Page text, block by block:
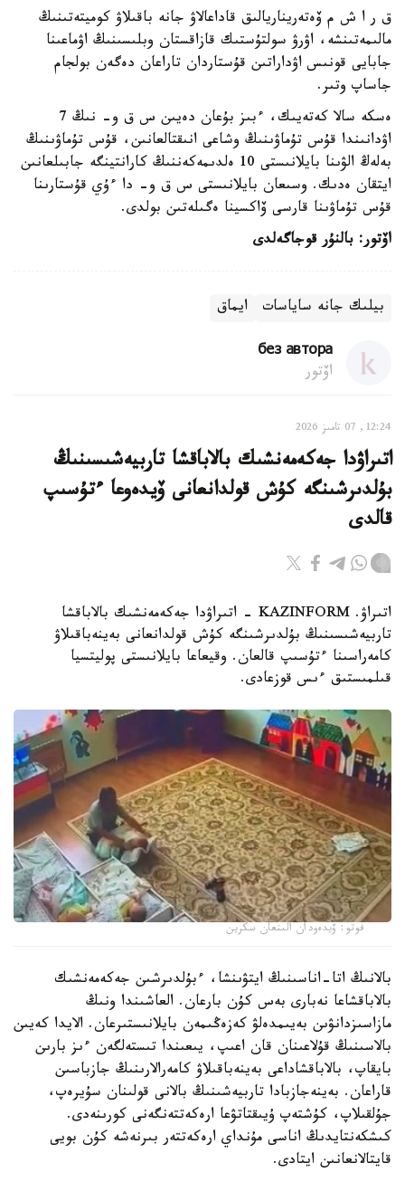
ق ر ا ش م ۆەتەريناريالىق قاداعالاۋ جانە باقىلاۋ كوميتەتىنىڭ
مالىمەتىنشە، اۋرۋ سولتۇستىك قازاقستان وبلىسىنىڭ اۋماعىنا
جابايى قونىس اۋداراتىن قۇستاردان تاراعان دەگەن بولجام
جاساپ وتىر.
ەسكە سالا كەتەيىك، ءبىز بۇعان دەيىن س ق و- نىڭ 7
اۋدانىندا قۇس تۇماۋىنىڭ وشاعى انىقتالعانىن، قۇس تۇماۋىنىڭ
بەلەڭ الۋىنا بايلانىستى 10 ەلدىمەكەننىڭ كارانتينگە جابىلعانىن
ايتقان ەدىك. وسىعان بايلانىستى س ق و- دا ءۇي قۇستارىنا
قۇس تۇماۋىنا قارسى ۆاكسينا ەگىلەتىن بولدى.
اۆتور: بالنۇر قوجاگەلدى
بيلىك جانە ساياسات ايماق
без автора
اۆتور
12:24, 07 تامىز 2026
اتىراۋدا جەكەمەنشىك بالاباقشا تاربيەشىسىنىڭ
بۇلدىرشىنگە كۇش قولدانعانى ۆيدەوعا ءتۇسىپ
قالدى
اتىراۋ. KAZINFORM - اتىراۋدا جەكەمەنشىك بالاباقشا
تاربيەشىسىنىڭ بۇلدىرشىنگە كۇش قولدانعانى بەينەباقىلاۋ
كامەراسىنا ءتۇسىپ قالعان. وقيعاعا بايلانىستى پوليتسيا
قىلمىستىق ءىس قوزعادى.
فوتو: ۆيدەودان الىنعان سكرين
بالانىڭ اتا-اناسىنىڭ ايتۋىنشا، ءبۇلدىرشىن جەكەمەنشىك
بالاباقشاعا نەبارى بەس كۇن بارعان. العاشىندا ونىڭ
مازاسىزدانۋىن بەيىمدەلۋ كەزەڭىمەن بايلانىستىرعان. الايدا كەيىن
بالاسىنىڭ قۇلاعىنان قان اعىپ، يىعىندا تىستەلگەن ءىز بارىن
بايقاپ، بالاباقشاداعى بەينەباقىلاۋ كامەرالارىنىڭ جازباسىن
قاراعان. بەينەجازبادا تاربيەشىنىڭ بالانى قولىنان سۇيرەپ،
جۇلقىلاپ، كۇشتەپ ۇيىقتاتۋعا ارەكەتتەنگەنى كورىنەدى.
كىشكەنتايدىڭ اناسى مۇنداي ارەكەتتەر بىرنەشە كۇن بويى
قايتالانعانىن ايتادى.